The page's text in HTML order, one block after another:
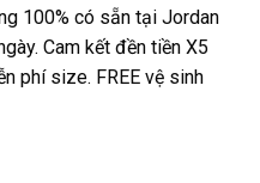
100% có sẵn tại Jordan
Cam kết đền tiền X5
phí size. FREE vệ sinh